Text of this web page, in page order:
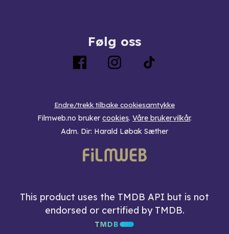
Følg oss
Endre/trekk tilbake cookiesamtykke
Filmweb.no bruker cookies. Våre brukervilkår.
Adm. Dir: Harald Løbak Sæther
This product uses the TMDB API but is not
endorsed or certified by TMDB.